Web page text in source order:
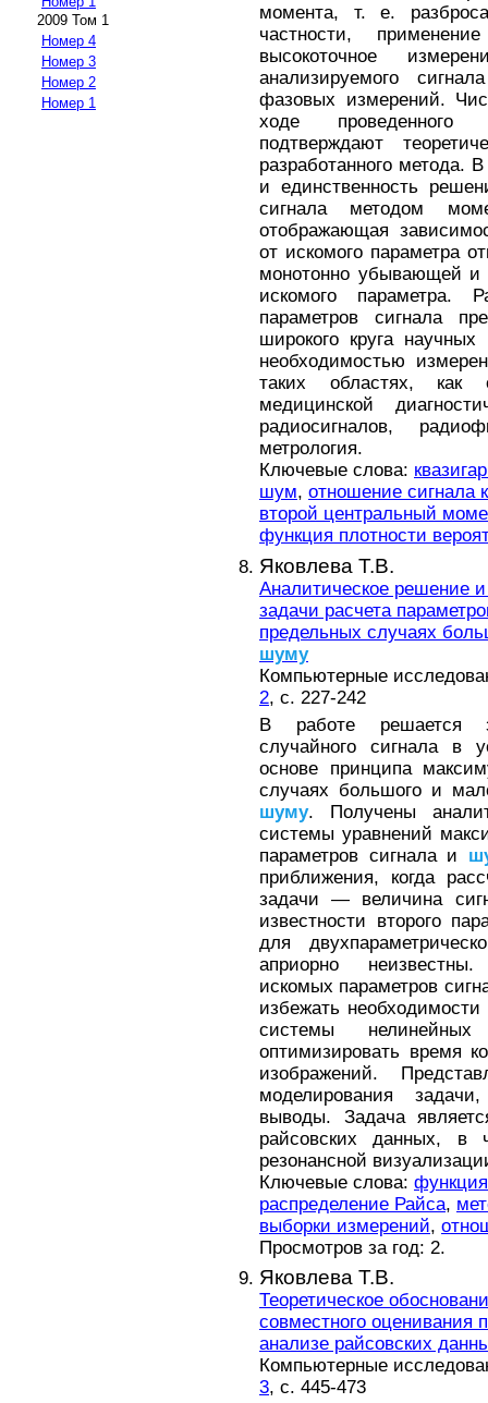
2009 Том 1
Номер 4
Номер 3
Номер 2
Номер 1
момента, т. е.
частности,
высокоточное
анализируемого
фазовых измерений.
ходе проведенного
подтверждают
разработанного метода.
и единственность
сигнала методом
отображающая
от искомого параметра
монотонно убывающей
искомого параметра.
параметров сигнала
широкого круга
необходимостью
таких областях, как
медицинской
радиосигналов,
метрология.
Ключевые слова:
шум, отношение сигнала
второй центральный
функция плотности
Яковлева Т.В.
Аналитическое решение
задачи расчета
предельных случаях
шуму
Компьютерные
2, с. 227-242
В работе решается
случайного сигнала в
основе принципа
случаях большого и
шуму. Получены
системы уравнений
параметров сигнала и
приближения, когда
задачи — величина
известности второго
для
априорно
искомых параметров
избежать необходимости
системы
оптимизировать время
изображений.
моделирования
выводы. Задача
райсовских данных, в
резонансной
Ключевые слова:
распределение Райса,
выборки измерений,
Просмотров за год: 2.
Яковлева Т.В.
Теоретическое
совместного оценивания
анализе райсовских
Компьютерные
3, с. 445-473